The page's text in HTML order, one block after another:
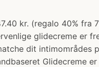
kr. (regalo 40%
glidecreme er
dit intimområdes
Glidecreme er